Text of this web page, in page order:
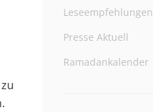
Leseempfehlungen
Presse Aktuell
Ramadankalender